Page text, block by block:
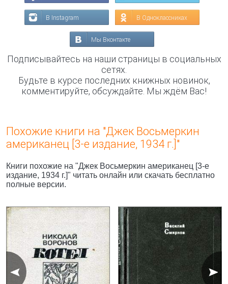
В Instagram В Одноклассниках
Мы Вконтакте
Подписывайтесь на наши страницы в социальных
сетях.
Будьте в курсе последних книжных новинок,
комментируйте, обсуждайте. Мы ждём Вас!
Похожие книги на "Джек Восьмеркин
американец [3-е издание, 1934 г.]"
Книги похожие на "Джек Восьмеркин американец [3-е
издание, 1934 г.]" читать онлайн или скачать бесплатно
полные версии.